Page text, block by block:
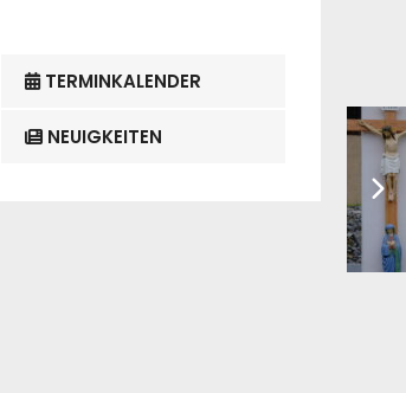
TERMINKALENDER
NEUIGKEITEN